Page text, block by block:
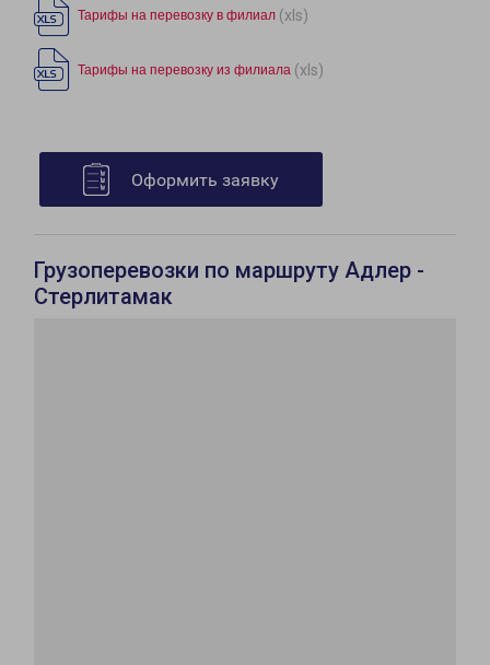
Тарифы на перевозку в филиал (xls)
Тарифы на перевозку из филиала (xls)
Оформить заявку
Грузоперевозки по маршруту Адлер -
Стерлитамак